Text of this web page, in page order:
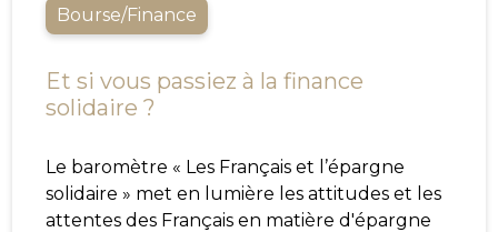
Bourse/Finance
Et si vous passiez à la finance
solidaire ?
Le baromètre « Les Français et l’épargne
solidaire » met en lumière les attitudes et les
attentes des Français en matière d'épargne